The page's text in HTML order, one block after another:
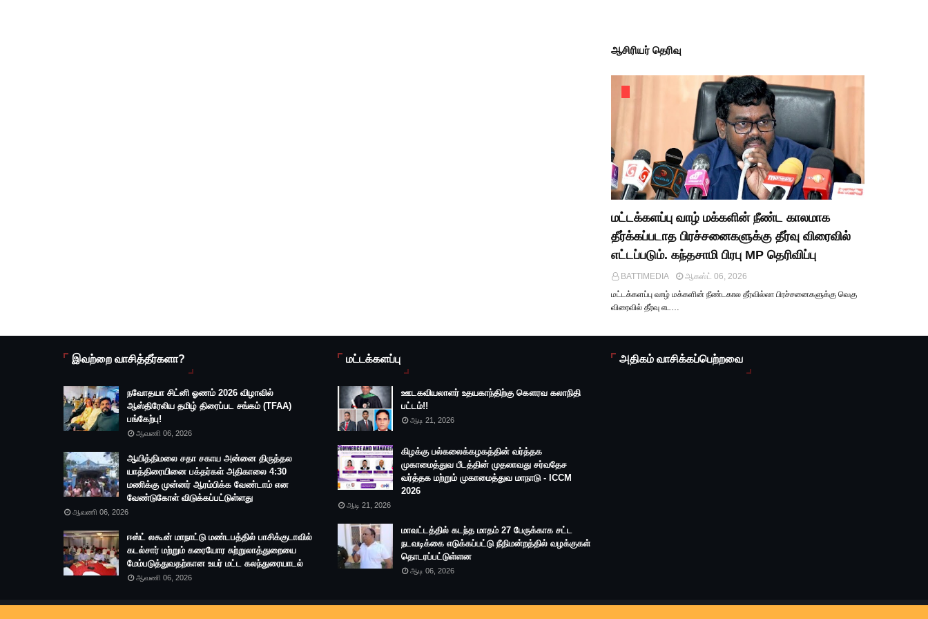
ஆசிரியர் தெரிவு
மட்டக்களப்பு வாழ் மக்களின் நீண்ட காலமாக
தீர்க்கப்படாத பிரச்சனைகளுக்கு தீர்வு விரைவில்
எட்டப்படும். கந்தசாமி பிரபு MP தெரிவிப்பு
BATTIMEDIA
ஆகஸ்ட் 06, 2026
மட்டக்களப்பு வாழ் மக்களின் நீண்டகால தீர்வில்லா பிரச்சனைகளுக்கு வெகு
விரைவில் தீர்வு எட…
இவற்றை வாசித்தீர்களா?
நவோதயா சிட்னி ஓணம் 2026 விழாவில்
ஆஸ்திரேலிய தமிழ் திரைப்பட சங்கம் (TFAA)
பங்கேற்பு!
ஆவணி 06, 2026
ஆயித்திமலை சதா சகாய அன்னை திருத்தல
யாத்திரையினை பக்தர்கள் அதிகாலை 4:30
மணிக்கு முன்னர் ஆரம்பிக்க வேண்டாம் என
வேண்டுகோள் விடுக்கப்பட்டுள்ளது
ஆவணி 06, 2026
ஈஸ்ட் லகூன் மாநாட்டு மண்டபத்தில் பாசிக்குடாவில்
கடல்சார் மற்றும் கரையோர சுற்றுலாத்துறையை
மேம்படுத்துவதற்கான உயர் மட்ட கலந்துரையாடல்
ஆவணி 06, 2026
மட்டக்களப்பு
ஊடகவியலாளர் உதயகாந்திற்கு கௌரவ கலாநிதி
பட்டம்!!
ஆடி 21, 2026
கிழக்கு பல்கலைக்கழகத்தின் வர்த்தக
முகாமைத்துவ பீடத்தின் முதலாவது சர்வதேச
வர்த்தக மற்றும் முகாமைத்துவ மாநாடு - ICCM
2026
ஆடி 21, 2026
மாவட்டத்தில் கடந்த மாதம் 27 பேருக்காக சட்ட
நடவடிக்கை எடுக்கப்பட்டு நீதிமன்றத்தில் வழக்குகள்
தொடரப்பட்டுள்ளன
ஆடி 06, 2026
அதிகம் வாசிக்கப்பெற்றவை